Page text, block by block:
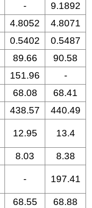
-
9.1892
4.8052
4.8071
0.5402
0.5487
89.66
90.58
151.96
-
68.08
68.41
438.57
440.49
12.95 13.4
8.03
8.38
- 197.41
68.55
68.88